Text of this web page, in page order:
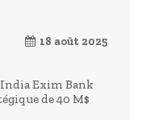
18 août 2025
Exim Bank
de 40 M$